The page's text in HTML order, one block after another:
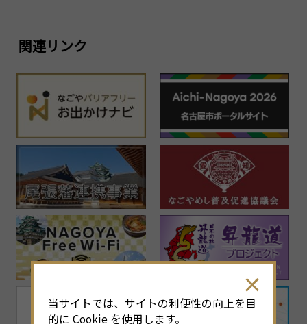
関連リンク
当サイトでは、サイトの利便性の向上を目
的に Cookie を使用します。